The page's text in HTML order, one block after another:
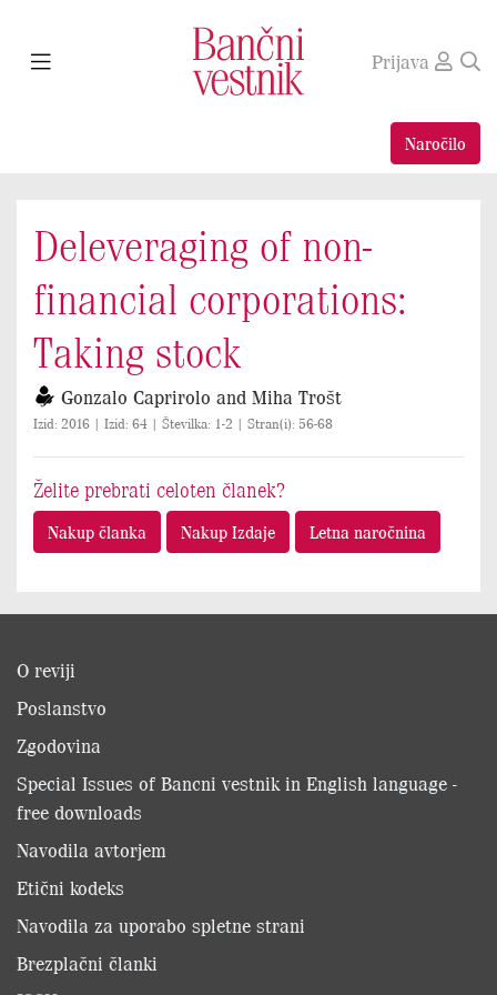
Prijava
Naročilo
Deleveraging of non-
financial corporations:
Taking stock
Gonzalo Caprirolo and Miha Trošt
Izid: 2016 | Izid: 64 | Številka: 1-2 | Stran(i): 56-68
Želite prebrati celoten članek?
Nakup članka Nakup Izdaje Letna naročnina
O reviji
Poslanstvo
Zgodovina
Special Issues of Bancni vestnik in English language -
free downloads
Navodila avtorjem
Etični kodeks
Navodila za uporabo spletne strani
Brezplačni članki